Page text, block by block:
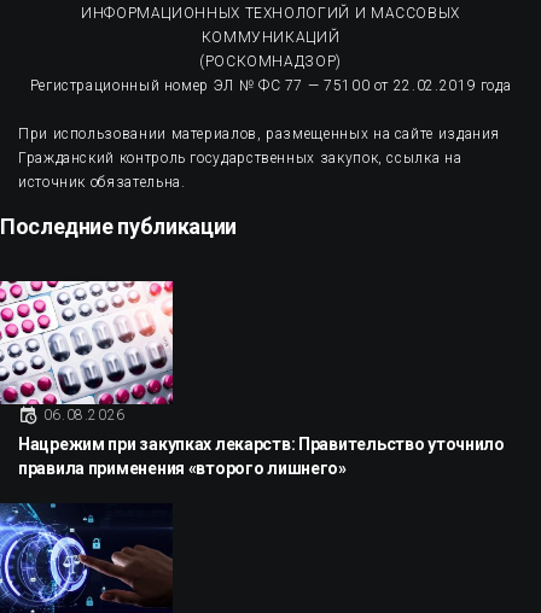
ИНФОРМАЦИОННЫХ ТЕХНОЛОГИЙ И МАССОВЫХ
КОММУНИКАЦИЙ
(РОСКОМНАДЗОР)
Регистрационный номер ЭЛ № ФС 77 — 75100 от 22.02.2019 года
При использовании материалов, размещенных на сайте издания
Гражданский контроль государственных закупок, ссылка на
источник обязательна.
Последние публикации
06.08.2026
Нацрежим при закупках лекарств: Правительство уточнило
правила применения «второго лишнего»